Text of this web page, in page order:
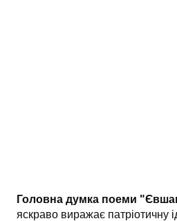
Головна думка поеми
яскраво виражає патріотичну